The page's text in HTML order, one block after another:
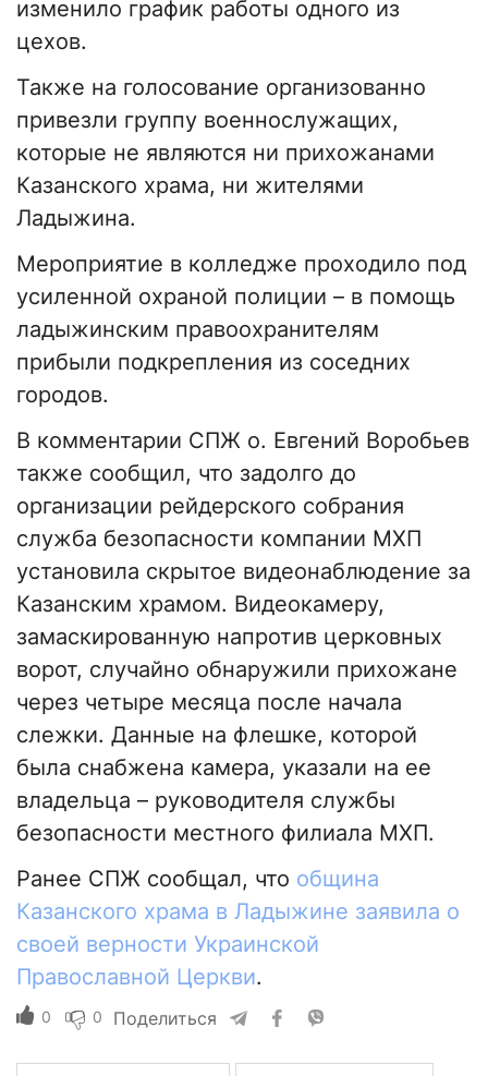
изменило график работы одного из
цехов.
Также на голосование организованно
привезли группу военнослужащих,
которые не являются ни прихожанами
Казанского храма, ни жителями
Ладыжина.
Мероприятие в колледже проходило под
усиленной охраной полиции – в помощь
ладыжинским правоохранителям
прибыли подкрепления из соседних
городов.
В комментарии СПЖ о. Евгений Воробьев
также сообщил, что задолго до
организации рейдерского собрания
служба безопасности компании МХП
установила скрытое видеонаблюдение за
Казанским храмом. Видеокамеру,
замаскированную напротив церковных
ворот, случайно обнаружили прихожане
через четыре месяца после начала
слежки. Данные на флешке, которой
была снабжена камера, указали на ее
владельца – руководителя службы
безопасности местного филиала МХП.
Ранее СПЖ сообщал, что община
Казанского храма в Ладыжине заявила о
своей верности Украинской
Православной Церкви.
0 0 Поделиться